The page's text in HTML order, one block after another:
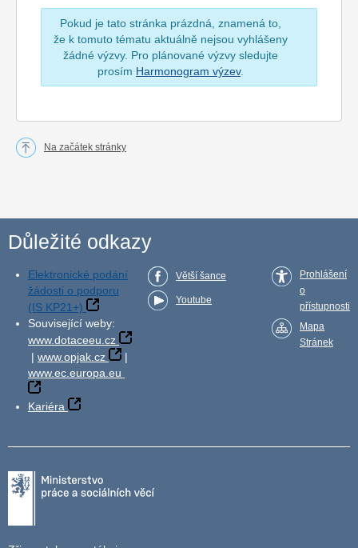
Pokud je tato stránka prázdná, znamená to,
že k tomuto tématu aktuálně nejsou vyhlášeny
žádné výzvy. Pro plánované výzvy sledujte
prosím Harmonogram výzev.
Na začátek stránky
Důležité odkazy
Elektronické podání
žádosti o podporu
(IS KP21+)
Související weby:
www.dotaceeu.cz
| www.opjak.cz
|
www.ec.europa.eu
Kariéra
Větší šance
Youtube
Prohlášení
o
přístupnosti
Mapa
Stránek